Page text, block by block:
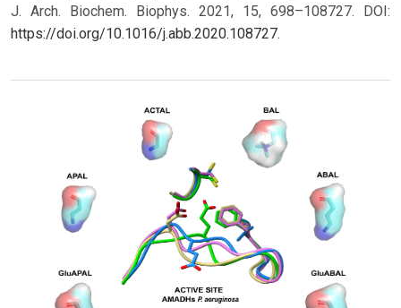
J. Arch. Biochem. Biophys. 2021, 15, 698–108727. DOI:
https://doi.org/10.1016/j.abb.2020.108727.